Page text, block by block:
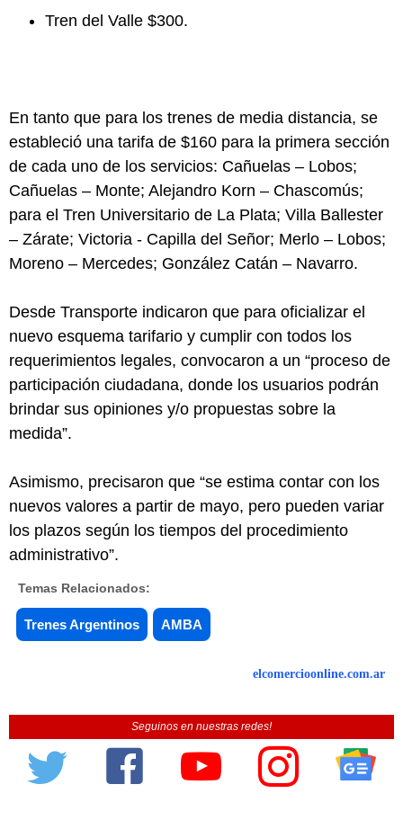
Tren del Valle $300.
En tanto que para los trenes de media distancia, se
estableció una tarifa de $160 para la primera sección
de cada uno de los servicios: Cañuelas – Lobos;
Cañuelas – Monte; Alejandro Korn – Chascomús;
para el Tren Universitario de La Plata; Villa Ballester
– Zárate; Victoria - Capilla del Señor; Merlo – Lobos;
Moreno – Mercedes; González Catán – Navarro.
Desde Transporte indicaron que para oficializar el
nuevo esquema tarifario y cumplir con todos los
requerimientos legales, convocaron a un “proceso de
participación ciudadana, donde los usuarios podrán
brindar sus opiniones y/o propuestas sobre la
medida”.
Asimismo, precisaron que “se estima contar con los
nuevos valores a partir de mayo, pero pueden variar
los plazos según los tiempos del procedimiento
administrativo”.
Temas Relacionados:
Trenes Argentinos AMBA
elcomercioonline.com.ar
Seguinos en nuestras redes!